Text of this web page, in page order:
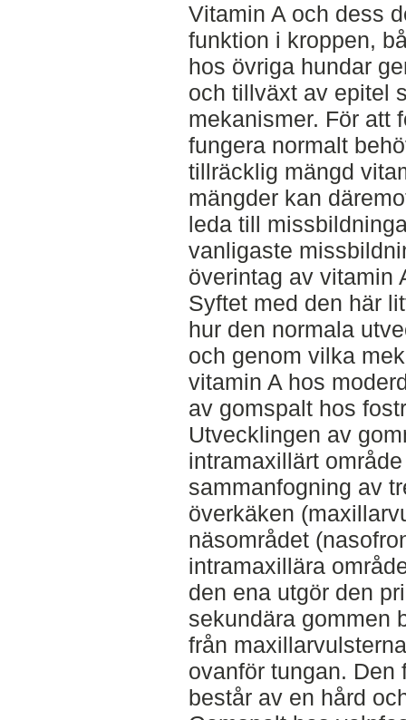
Vitamin A och dess
funktion i kroppen,
hos övriga hundar
och tillväxt av epitel
mekanismer. För att
fungera normalt
tillräcklig mängd
mängder kan
leda till
vanligaste
överintag av vitamin
Syftet med den här
hur den normala
och genom vilka
vitamin A hos
av gomspalt hos
Utvecklingen av
intramaxillärt
sammanfogning av
överkäken
näsområdet
intramaxillära
den ena utgör den
sekundära gommen
från
ovanför tungan. Den
består av en hård